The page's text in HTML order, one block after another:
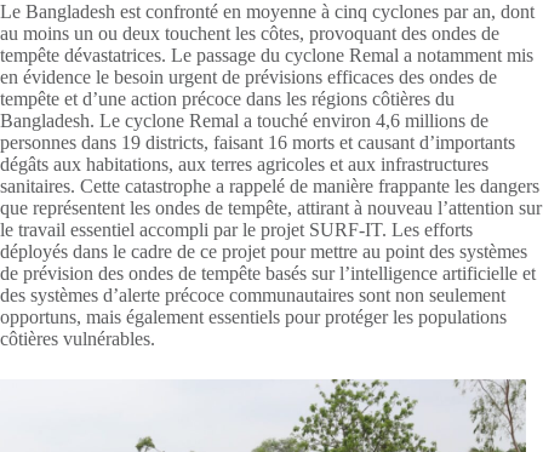
Le Bangladesh est confronté en moyenne à cinq cyclones par an, dont
au moins un ou deux touchent les côtes, provoquant des ondes de
tempête dévastatrices. Le passage du cyclone Remal a notamment mis
en évidence le besoin urgent de prévisions efficaces des ondes de
tempête et d’une action précoce dans les régions côtières du
Bangladesh. Le cyclone Remal a touché environ 4,6 millions de
personnes dans 19 districts, faisant 16 morts et causant d’importants
dégâts aux habitations, aux terres agricoles et aux infrastructures
sanitaires. Cette catastrophe a rappelé de manière frappante les dangers
que représentent les ondes de tempête, attirant à nouveau l’attention sur
le travail essentiel accompli par le projet SURF-IT. Les efforts
déployés dans le cadre de ce projet pour mettre au point des systèmes
de prévision des ondes de tempête basés sur l’intelligence artificielle et
des systèmes d’alerte précoce communautaires sont non seulement
opportuns, mais également essentiels pour protéger les populations
côtières vulnérables.